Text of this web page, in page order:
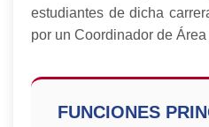
estudiantes de dicha
por un Coordinador de
FUNCIONES